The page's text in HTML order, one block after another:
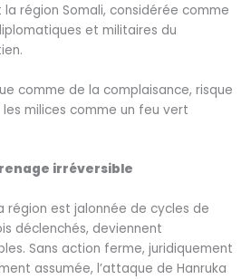
région Somali, considérée comme
et militaires du
comme de la complaisance, risque
milices comme un feu vert
irréversible
région est jalonnée de cycles de
déclenchés, deviennent
Sans action ferme, juridiquement
assumée, l’attaque de Hanruka